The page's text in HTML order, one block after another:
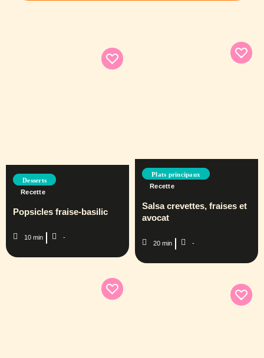
Desserts
Recette
Popsicles fraise-basilic
10 min -
Plats principaux
Recette
Salsa crevettes, fraises et
avocat
20 min -